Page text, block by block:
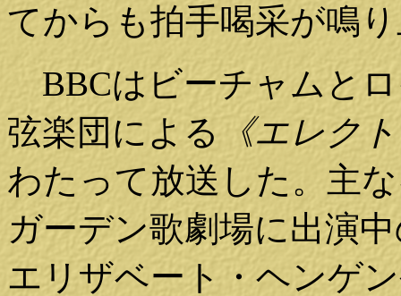
てからも拍手喝采が鳴
BBCはビーチャムと
弦楽団による
《エレク
わたって放送した。主
ガーデン歌劇場に出演
エリザベート・ヘンゲ